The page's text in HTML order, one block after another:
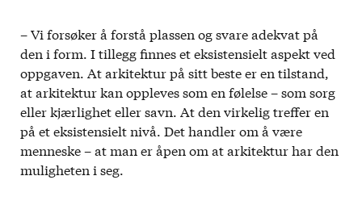
– Vi forsøker å forstå plassen og svare adekvat på
den i form. I tillegg finnes et eksistensielt aspekt ved
oppgaven. At arkitektur på sitt beste er en tilstand,
at arkitektur kan oppleves som en følelse – som sorg
eller kjærlighet eller savn. At den virkelig treffer en
på et eksistensielt nivå. Det handler om å være
menneske – at man er åpen om at arkitektur har den
muligheten i seg.